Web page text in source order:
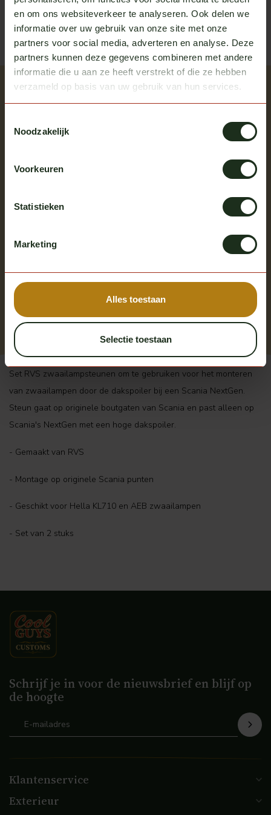
en om ons websiteverkeer te analyseren. Ook delen we
informatie over uw gebruik van onze site met onze
partners voor social media, adverteren en analyse. Deze
partners kunnen deze gegevens combineren met andere
informatie die u aan ze heeft verstrekt of die ze hebben
verzameld op basis van uw gebruik van hun services.
Noodzakelijk
Voorkeuren
Statistieken
Marketing
Alles toestaan
Selectie toestaan
neem contact op met ons
Recent bekeken
Bekijk alle producten
Set RVS zwaailampsteunen om te gebruiken voor het monteren
van zwaailampen door de dakspoiler bij een Scania NextGen.
Steun gaat op originele boutgaten van Scania en past alleen op
Scania's NextGen met een hoge dakspoiler.
- Gemaakt van RVS
- Montage op originele Scania punten
- Geschikt voor Hella KL710 en AEB zwaailampen
- Set van 2 stuks
Schrijf je in voor de nieuwsbrief en blijf op
de hoogte
Klantenservice
Exterieur